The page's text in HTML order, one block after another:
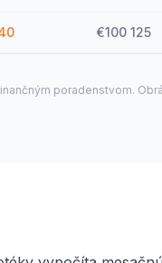
€100 125
poradenstvom.